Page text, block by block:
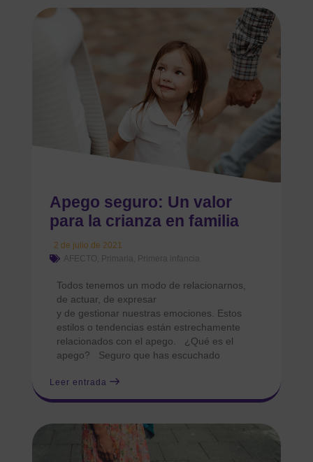
Apego seguro: Un valor
para la crianza en familia
2 de julio de 2021
AFECTO
Primaria Primera infancia
Todos tenemos un modo de relacionarnos,
de actuar, de expresar
y de gestionar nuestras emociones. Estos
estilos o tendencias están estrechamente
relacionados con el apego. ¿Qué es el
apego? Seguro que has escuchado
Leer entrada